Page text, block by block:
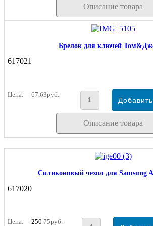
Описание товара
Брелок для ключей
617021
Цена: 67.63руб.
Описание товара
Силиконовый чехол для Samsung
617020
Цена: 250 75руб.